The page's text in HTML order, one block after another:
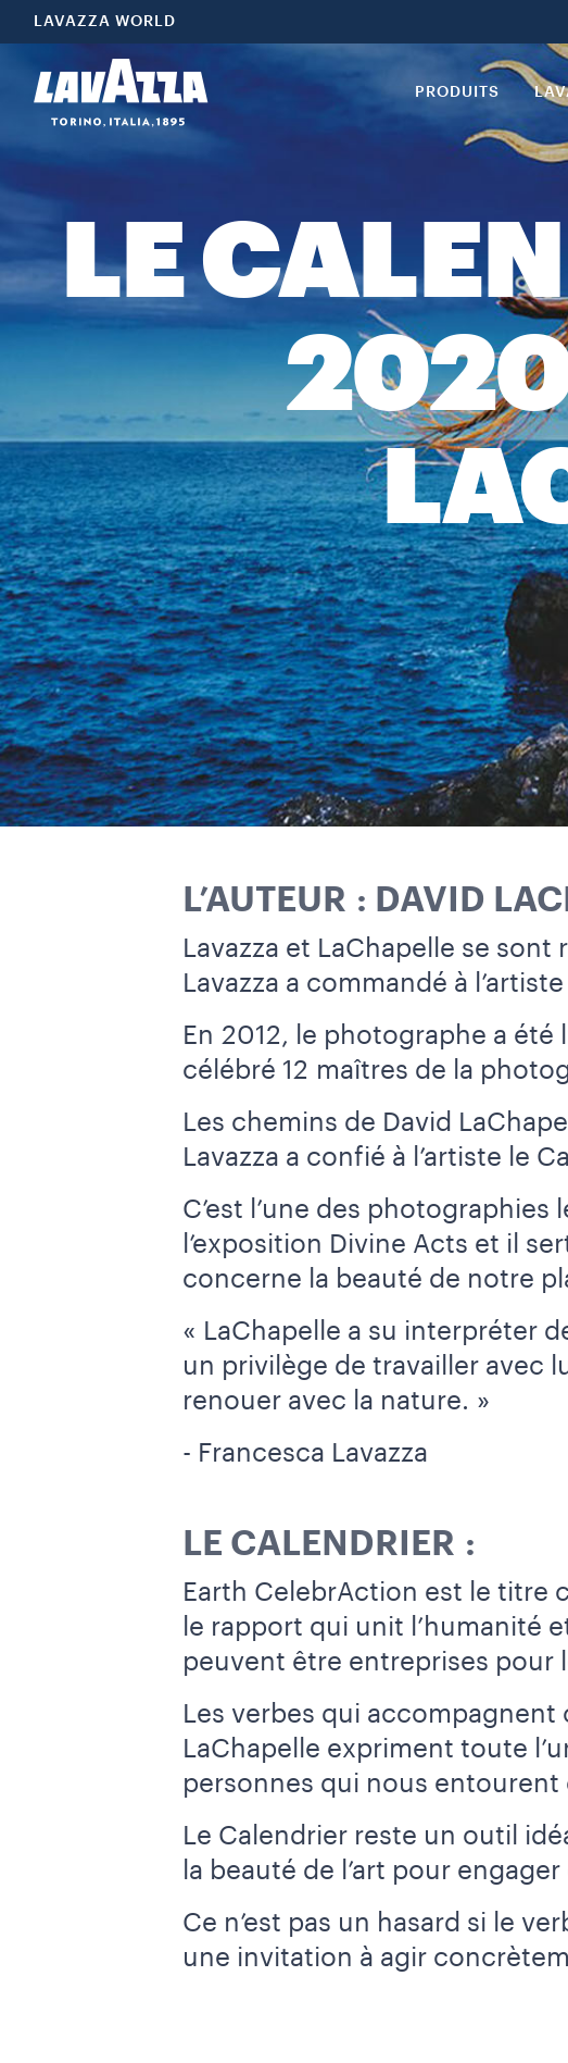
LAVAZZA WORLD
PRODUITS
LE
2020
L’AUTEUR : DAVID
Lavazza et LaChapelle se
Lavazza a commandé à
En 2012, le photographe a été
célébré 12 maîtres de la
Les chemins de David
Lavazza a confié à l’artiste le
C’est l’une des
l’exposition Divine Acts et il
concerne la beauté de notre
« LaChapelle a su interpréter
un privilège de travailler avec
renouer avec la nature. »
- Francesca Lavazza
LE CALENDRIER :
Earth CelebrAction est le titre
le rapport qui unit l’humanité
peuvent être entreprises pour
Les verbes qui
LaChapelle expriment toute
personnes qui nous
Le Calendrier reste un outil
la beauté de l’art pour
Ce n’est pas un hasard si le
une invitation à agir